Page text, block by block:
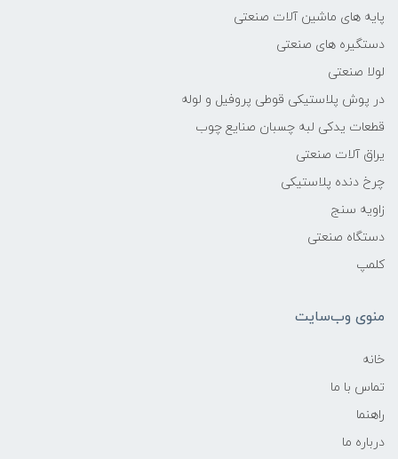
پایه های ماشین آلات صنعتی
دستگیره های صنعتی
لولا صنعتی
در پوش پلاستیکی قوطی پروفیل و لوله
قطعات یدکی لبه چسبان صنایع چوب
یراق آلات صنعتی
چرخ دنده پلاستیکی
زاویه سنج
دستگاه صنعتی
کلمپ
منوی وب‌سایت
خانه
تماس با ما
راهنما
درباره ما